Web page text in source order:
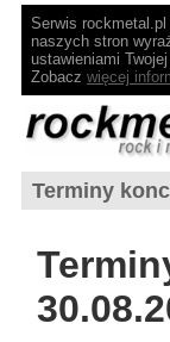
Serwis
naszych stron
ustawieniami
Zobacz więcej
Terminy